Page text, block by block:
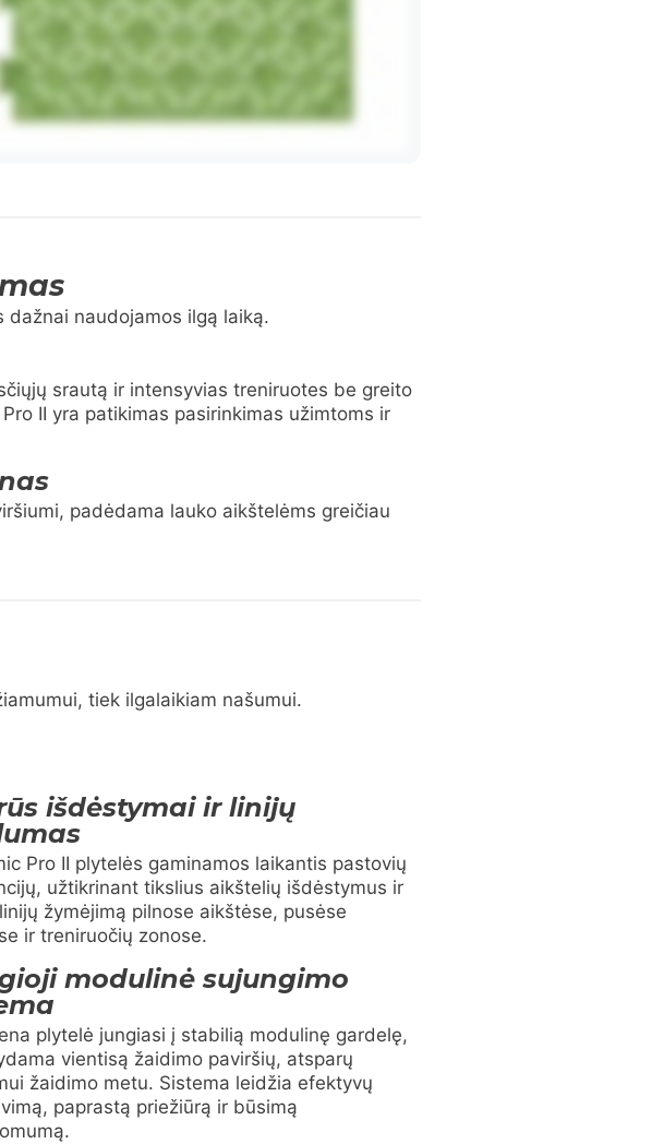
dažnai naudojamos ilgą laiką.
srautą ir intensyvias treniruotes be greito
II yra patikimas pasirinkimas užimtoms ir
padėdama lauko aikštelėms greičiau
tiek ilgalaikiam našumui.
išdėstymai ir linijų
Pro II plytelės gaminamos laikantis pastovių
užtikrinant tikslius aikštelių išdėstymus ir
žymėjimą pilnose aikštėse, pusėse
ir treniruočių zonose.
modulinė sujungimo
plytelė jungiasi į stabilią modulinę gardelę,
vientisą žaidimo paviršių, atsparų
žaidimo metu. Sistema leidžia efektyvų
paprastą priežiūrą ir būsimą